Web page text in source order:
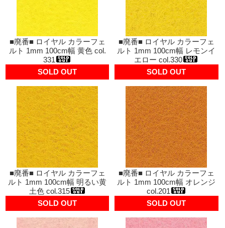
■廃番■ ロイヤル カラーフェ
ルト 1mm 100cm幅 黄色 col.
331
SOLD OUT
■廃番■ ロイヤル カラーフェ
ルト 1mm 100cm幅 レモンイ
エロー col.330
SOLD OUT
■廃番■ ロイヤル カラーフェ
ルト 1mm 100cm幅 明るい黄
土色 col.315
SOLD OUT
■廃番■ ロイヤル カラーフェ
ルト 1mm 100cm幅 オレンジ
col.201
SOLD OUT